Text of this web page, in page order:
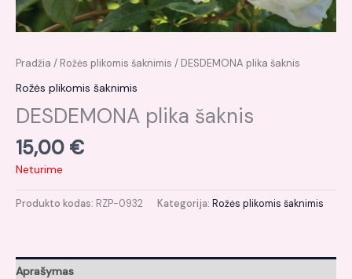
Pradžia / Rožės plikomis šaknimis / DESDEMONA plika šaknis
Rožės plikomis šaknimis
DESDEMONA plika šaknis
15,00 €
Neturime
Produkto kodas: RZP-0932 Kategorija: Rožės plikomis šaknimis
Aprašymas